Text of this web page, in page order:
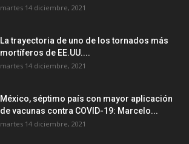
martes 14 diciembre, 2021
La trayectoria de uno de los tornados más
mortíferos de EE.UU....
martes 14 diciembre, 2021
México, séptimo país con mayor aplicación
de vacunas contra COVID-19: Marcelo...
martes 14 diciembre, 2021